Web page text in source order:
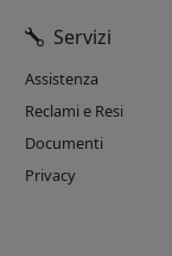
Servizi
Assistenza
Reclami e Resi
Documenti
Privacy